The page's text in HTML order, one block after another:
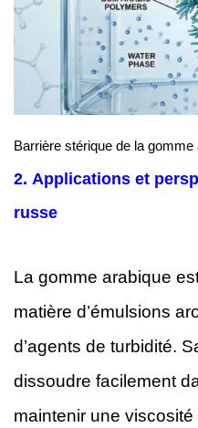
Barrière stérique de la gomme
2. Applications et
russe
La gomme arabique
matière d’émulsions
d’agents de turbidité.
dissoudre facilement
maintenir une